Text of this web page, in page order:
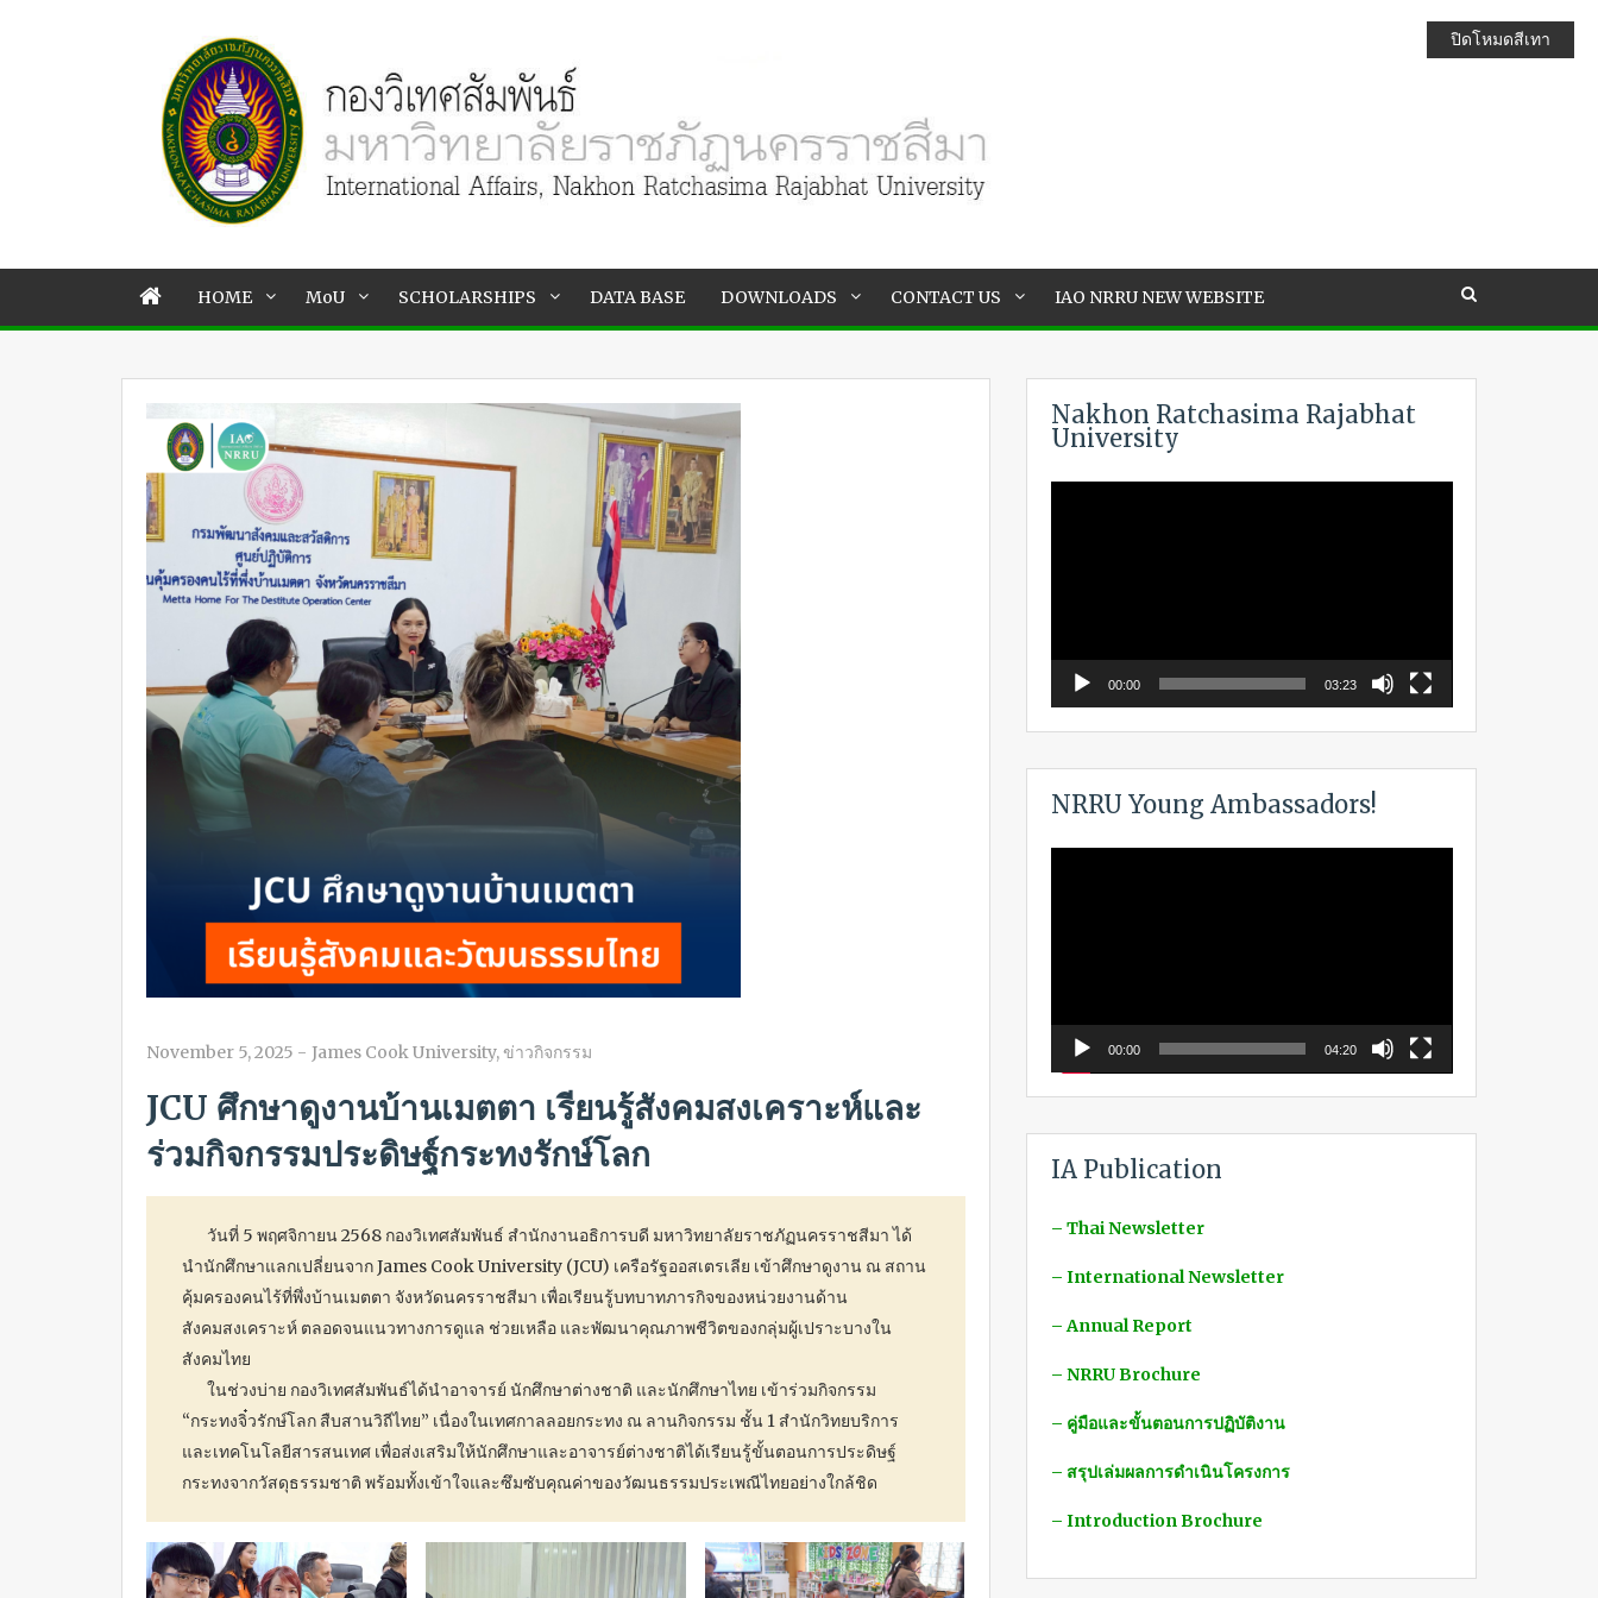
HOME MoU SCHOLARSHIPS DATA BASE DOWNLOADS CONTACT US IAO NRRU NEW WEBSITE
November 5, 2025 - James Cook University,ข่าวกิจกรรม
JCU ศึกษาดูงานบ้านเมตตา เรียนรู้สังคมสงเคราะห์และ
ร่วมกิจกรรมประดิษฐ์กระทงรักษ์โลก
วันที่ 5 พฤศจิกายน 2568 กองวิเทศสัมพันธ์ สำนักงานอธิการบดี มหาวิทยาลัยราชภัฏนครราชสีมา ได้
นำนักศึกษาแลกเปลี่ยนจาก James Cook University (JCU) เครือรัฐออสเตรเลีย เข้าศึกษาดูงาน ณ สถาน
คุ้มครองคนไร้ที่พึ่งบ้านเมตตา จังหวัดนครราชสีมา เพื่อเรียนรู้บทบาทภารกิจของหน่วยงานด้าน
สังคมสงเคราะห์ ตลอดจนแนวทางการดูแล ช่วยเหลือ และพัฒนาคุณภาพชีวิตของกลุ่มผู้เปราะบางใน
สังคมไทย
ในช่วงบ่าย กองวิเทศสัมพันธ์ได้นำอาจารย์ นักศึกษาต่างชาติ และนักศึกษาไทย เข้าร่วมกิจกรรม
“กระทงจิ๋วรักษ์โลก สืบสานวิถีไทย” เนื่องในเทศกาลลอยกระทง ณ ลานกิจกรรม ชั้น 1 สำนักวิทยบริการ
และเทคโนโลยีสารสนเทศ เพื่อส่งเสริมให้นักศึกษาและอาจารย์ต่างชาติได้เรียนรู้ขั้นตอนการประดิษฐ์
กระทงจากวัสดุธรรมชาติ พร้อมทั้งเข้าใจและซึมซับคุณค่าของวัฒนธรรมประเพณีไทยอย่างใกล้ชิด
Nakhon Ratchasima Rajabhat
University
00:00 03:23
NRRU Young Ambassadors!
00:00 04:20
IA Publication
– Thai Newsletter
– International Newsletter
– Annual Report
– NRRU Brochure
– คู่มือและขั้นตอนการปฏิบัติงาน
– สรุปเล่มผลการดำเนินโครงการ
– Introduction Brochure
ปิดโหมดสีเทา